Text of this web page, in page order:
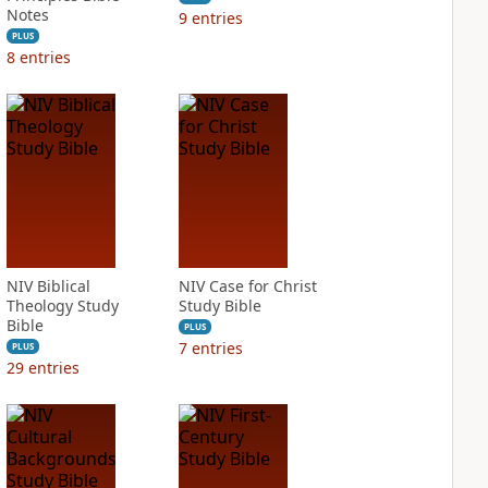
Notes
PLUS
8 entries
9 entries
NIV Biblical
Theology Study
Bible
PLUS
29 entries
NIV Case for Christ
Study Bible
PLUS
7 entries